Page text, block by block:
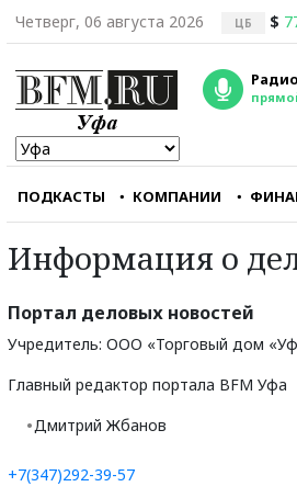
Четверг, 06 августа 2026 ЦБ $
ПОДКАСТЫ КОМПАНИИ
Информация о
Портал деловых новостей
Учредитель: ООО «Торговый дом
Главный редактор портала BFM Уфа
Дмитрий Жбанов
+7(347)292-39-57
Республиканцам
важно заткнуть
оппозиционному
Александр Трещев
юрист, эксперт в